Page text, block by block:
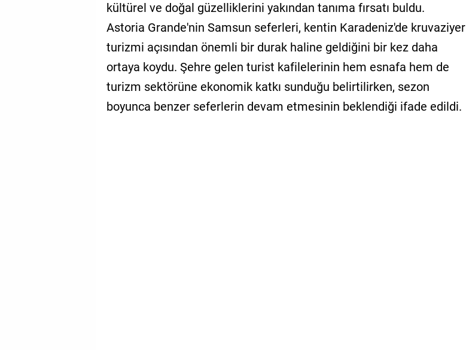
kültürel ve doğal güzelliklerini yakından tanıma fırsatı buldu.
Astoria Grande'nin Samsun seferleri, kentin Karadeniz'de kruvaziyer
turizmi açısından önemli bir durak haline geldiğini bir kez daha
ortaya koydu. Şehre gelen turist kafilelerinin hem esnafa hem de
turizm sektörüne ekonomik katkı sunduğu belirtilirken, sezon
boyunca benzer seferlerin devam etmesinin beklendiği ifade edildi.